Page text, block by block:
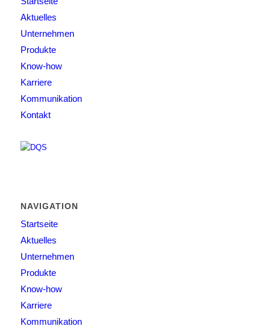
Aktuelles
Unternehmen
Produkte
Know-how
Karriere
Kommunikation
Kontakt
NAVIGATION
Startseite
Aktuelles
Unternehmen
Produkte
Know-how
Karriere
Kommunikation